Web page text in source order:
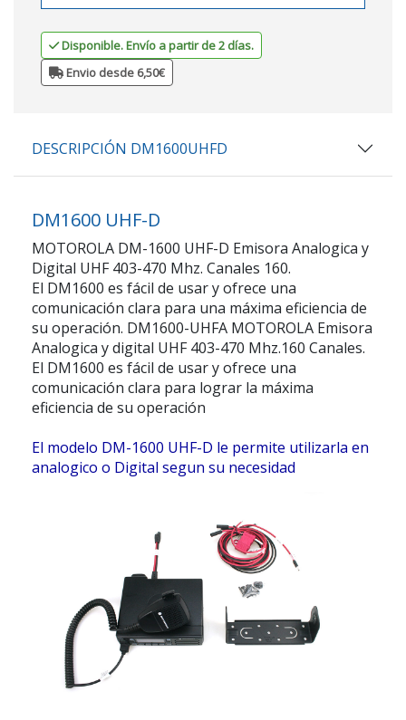
Disponible. Envío a partir de 2 días.
Envio desde 6,50€
DESCRIPCIÓN DM1600UHFD
DM1600 UHF-D
MOTOROLA DM-1600 UHF-D Emisora Analogica y
Digital UHF 403-470 Mhz. Canales 160.
El DM1600 es fácil de usar y ofrece una
comunicación clara para una máxima eficiencia de
su operación. DM1600-UHFA MOTOROLA Emisora
Analogica y digital UHF 403-470 Mhz.160 Canales.
El DM1600 es fácil de usar y ofrece una
comunicación clara para lograr la máxima
eficiencia de su operación
El modelo DM-1600 UHF-D le permite utilizarla en
analogico o Digital segun su necesidad